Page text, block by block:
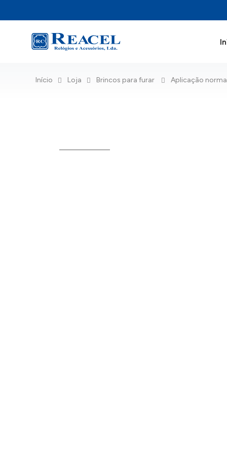
Início Loja Brincos para furar Aplicação